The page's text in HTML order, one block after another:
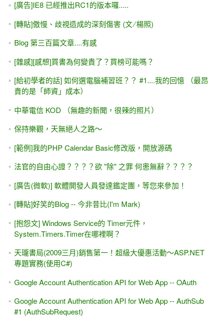
[職場][感想]你想當多久的IT人？
[IT邦幫忙]鐵人賽#15~16-- 講師之路(2~3) 大學老師（博士）
的教法，為什麼一般學生老是聽不懂？
這就是我們的學校教出來的 [程式設計].....原來是國文老師在
資訊講師 (電腦教師、教程式設計的老師) 的社會責任？
[開課通知]ASP.NET 入門班 42hr （高雄、台南、屏東）
啦！
[Kuso]....這就是程式設計.....
[轉貼]一開始學程式，對 x=x+1 的迷惑？(感謝 陳鍾誠老師分
享)
[職場]好氣又好笑的內部Demo會議
[回憶].....一些感慨 #1.....帶初學者入門
[廣告]微軟認證課程 現正提供折扣優惠
[IT邦幫忙]鐵人賽#18-- 我的第一本ASP.NET 1.0書籍，艱苦問